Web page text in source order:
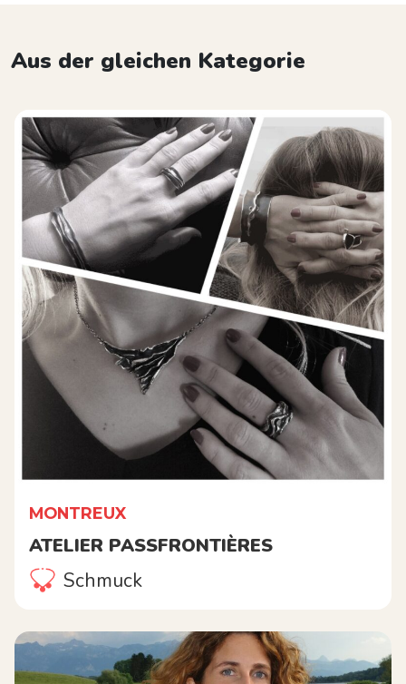
Aus der gleichen Kategorie
MONTREUX
ATELIER PASSFRONTIÈRES
Schmuck